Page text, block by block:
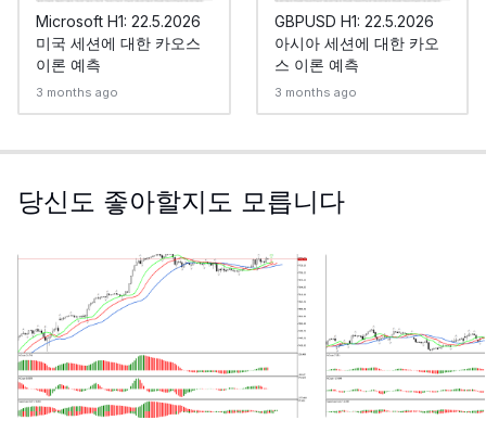
Microsoft H1: 22.5.2026
미국 세션에 대한 카오스
이론 예측
3 months ago
GBPUSD H1: 22.5.2026
아시아 세션에 대한 카오
스 이론 예측
3 months ago
당신도 좋아할지도 모릅니다